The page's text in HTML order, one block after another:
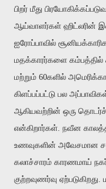
பிறர் மீது
ஆய்வாளர்கள் ஹிட்லரின்
ஐரோப்பாவில்
மதக்காரர்களை கம்பத்தில்
மற்றும் 60களில்
கிளப்பப்பட்டு பல
ஆகியவற்றின் ஒரு
என்கிறார்கள். நவீன
உணவுகளின் அவேசமான
கலாச்சாரம் காரணமாய்
குற்றவுணர்வு